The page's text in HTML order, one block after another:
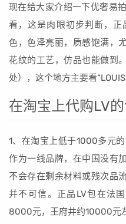
现在给大家介绍一下优奢易
看，这是肉眼初步判断，
色，色泽亮丽，质感饱满，
花纹的工艺，仿品也能做到
处），这个地方主要看
在淘宝上代购LV
1、在淘宝上低于1000多元
作为一线品牌，在中国没有
不会存在剩余材料或残次品
并不可信。正品LV包在法
8000元，王府井约10000元